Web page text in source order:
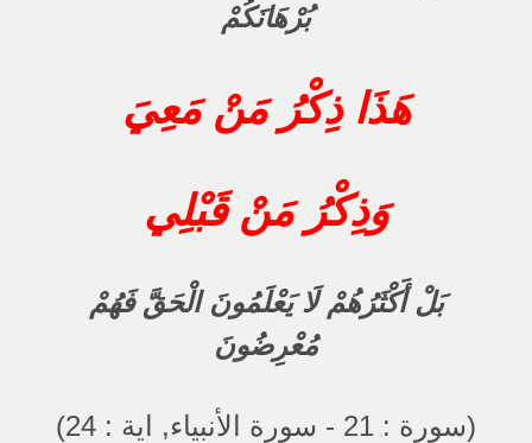
بُرْهَانَكُمْ
هَذَا ذِكْرُ مَنْ مَعِيَ
وَذِكْرُ مَنْ قَبْلِي
بَلْ أَكْثَرُهُمْ لَا يَعْلَمُونَ الْحَقَّ فَهُمْ
مُعْرِضُونَ
(سورة : 21 - سورة الأنبياء, اية : 24)